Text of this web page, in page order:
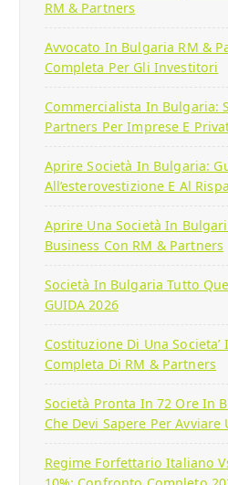
RM & Partners
Avvocato In Bulgaria RM &
Completa Per Gli Investitori
Commercialista In Bulgaria:
Partners Per Imprese E
Aprire Società In Bulgaria:
All’esterovestizione E Al
Aprire Una Società In
Business Con RM & Partners
Società In Bulgaria Tutto
GUIDA 2026
Costituzione Di Una
Completa Di RM & Partners
Società Pronta In 72 Ore In
Che Devi Sapere Per Avviare
Regime Forfettario Italiano